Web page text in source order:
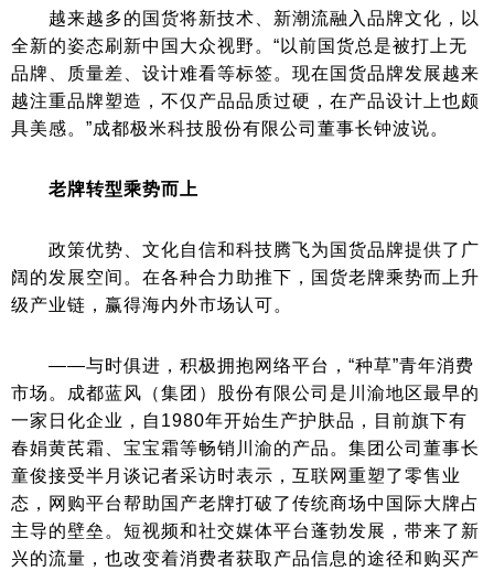
越来越多的国货将新技术、新潮流融入品牌文化，以
全新的姿态刷新中国大众视野。“以前国货总是被打上无
品牌、质量差、设计难看等标签。现在国货品牌发展越来
越注重品牌塑造，不仅产品品质过硬，在产品设计上也颇
具美感。”成都极米科技股份有限公司董事长钟波说。
老牌转型乘势而上
政策优势、文化自信和科技腾飞为国货品牌提供了广
阔的发展空间。在各种合力助推下，国货老牌乘势而上升
级产业链，赢得海内外市场认可。
——与时俱进，积极拥抱网络平台，“种草”青年消费
市场。成都蓝风（集团）股份有限公司是川渝地区最早的
一家日化企业，自1980年开始生产护肤品，目前旗下有
春娟黄芪霜、宝宝霜等畅销川渝的产品。集团公司董事长
童俊接受半月谈记者采访时表示，互联网重塑了零售业
态，网购平台帮助国产老牌打破了传统商场中国际大牌占
主导的壁垒。短视频和社交媒体平台蓬勃发展，带来了新
兴的流量，也改变着消费者获取产品信息的途径和购买产